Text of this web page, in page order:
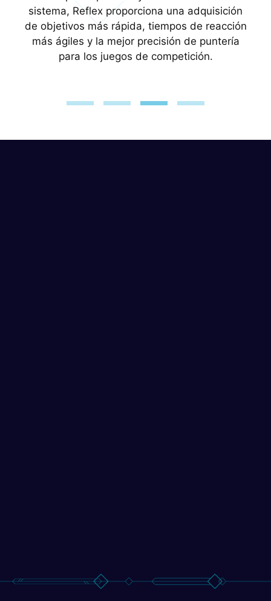
(NVIDIA Optimus), la tecnología de gráficos
conmutable ofrece un potente rendimiento de
juego y eficiencia con un solo clic.
sistema, Reflex proporciona una adquisición
de objetivos más rápida, tiempos de reacción
más ágiles y la mejor precisión de puntería
para los juegos de competición.